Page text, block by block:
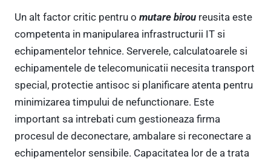
Un alt factor critic pentru o mutare birou reusita este
competenta in manipularea infrastructurii IT si
echipamentelor tehnice. Serverele, calculatoarele si
echipamentele de telecomunicatii necesita transport
special, protectie antisoc si planificare atenta pentru
minimizarea timpului de nefunctionare. Este
important sa intrebati cum gestioneaza firma
procesul de deconectare, ambalare si reconectare a
echipamentelor sensibile. Capacitatea lor de a trata